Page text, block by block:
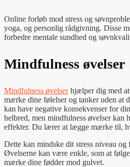
Online forløb mod stress og
yoga, og personlig rådgivning. Disse
forbedre mentale sundhed og
Mindfulness øvelser
Mindfulness øvelserhjælper dig med
mærke dine følelser og tanker uden at
kan have negative konsekvenser for
helbred, men mindfulness øvelser kan
effekter. Du lærer at lægge mærke til,
Dette kan mindske dit stress niveau
Øvelserne kan være enkle, som at
mærke dine fødder mod gulvet.